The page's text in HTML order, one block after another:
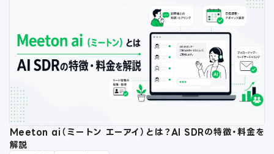
Meeton ai（ミートン エーアイ）とは？AI SDRの特徴・料金を
解説